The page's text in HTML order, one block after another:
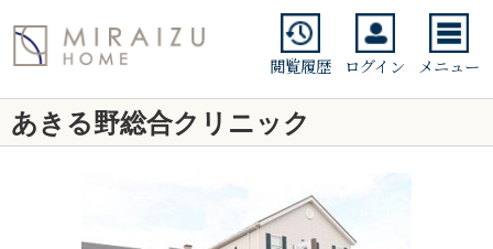
閲覧履歴 ログイン メニュー
あきる野総合クリニック